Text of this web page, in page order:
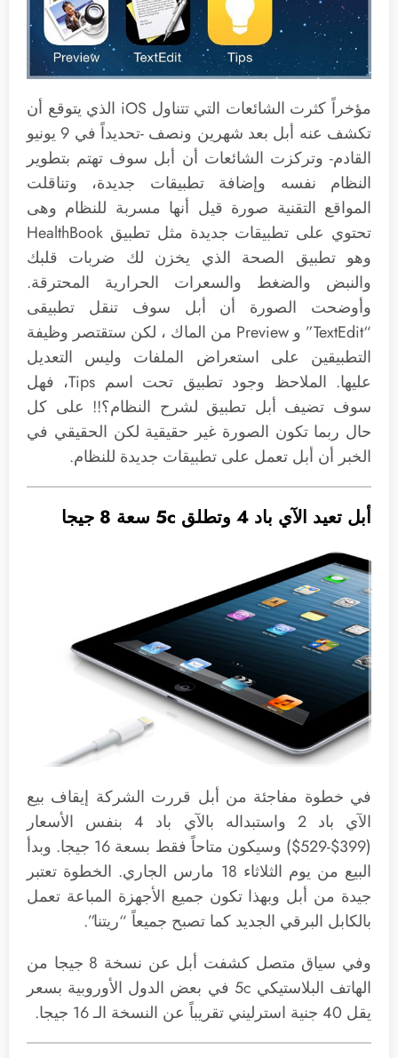
مؤخراً كثرت الشائعات التي تتناول iOS الذي يتوقع أن
تكشف عنه أبل بعد شهرين ونصف -تحديداً في 9 يونيو
القادم- وتركزت الشائعات أن أبل سوف تهتم بتطوير
النظام نفسه وإضافة تطبيقات جديدة، وتناقلت
المواقع التقنية صورة قيل أنها مسربة للنظام وهى
تحتوي على تطبيقات جديدة مثل تطبيق HealthBook
وهو تطبيق الصحة الذي يخزن لك ضربات قلبك
والنبض والضغط والسعرات الحرارية المحترقة.
وأوضحت الصورة أن أبل سوف تنقل تطبيقى
“TextEdit” و Preview من الماك ، لكن ستقتصر وظيفة
التطبيقين على استعراض الملفات وليس التعديل
عليها. الملاحظ وجود تطبيق تحت اسم Tips، فهل
سوف تضيف أبل تطبيق لشرح النظام؟!! على كل
حال ربما تكون الصورة غير حقيقية لكن الحقيقي في
الخبر أن أبل تعمل على تطبيقات جديدة للنظام.
أبل تعيد الآي باد 4 وتطلق 5c سعة 8 جيجا
في خطوة مفاجئة من أبل قررت الشركة إيقاف بيع
الآي باد 2 واستبداله بالآي باد 4 بنفس الأسعار
(399$-529$) وسيكون متاحاً فقط بسعة 16 جيجا. وبدأ
البيع من يوم الثلاثاء 18 مارس الجاري. الخطوة تعتبر
جيدة من أبل وبهذا تكون جميع الأجهزة المباعة تعمل
بالكابل البرقي الجديد كما تصبح جميعاً “ريتنا”.
وفي سياق متصل كشفت أبل عن نسخة 8 جيجا من
الهاتف البلاستيكي 5c في بعض الدول الأوروبية بسعر
يقل 40 جنية استرليني تقريباً عن النسخة الـ 16 جيجا.